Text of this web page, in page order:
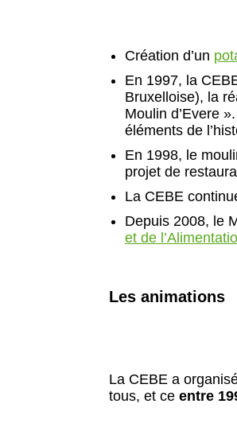
Création d’un
En 1997, la
Bruxelloise), la
Moulin d’Evere
éléments de
En 1998, le
projet de
La CEBE
Depuis 2008, le
et de
Les animations
La CEBE a
tous, et ce entre